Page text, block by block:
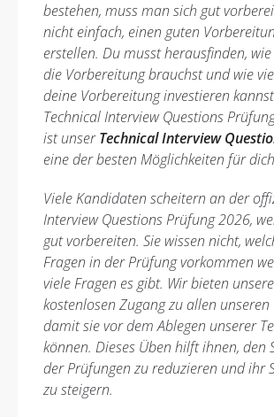
bestehen, muss man sich gut
nicht einfach, einen guten
erstellen. Du musst herausfinden,
die Vorbereitung brauchst und wie
deine Vorbereitung investieren
Technical Interview Questions
ist unserTechnical Interview
eine der besten Möglichkeiten für
Viele Kandidaten scheitern an der
Interview Questions Prüfung 2026,
gut vorbereiten. Sie wissen nicht,
Fragen in der Prüfung vorkommen
viele Fragen es gibt. Wir bieten
kostenlosen Zugang zu allen
damit sie vor dem Ablegen unserer
können. Dieses Üben hilft ihnen, den
der Prüfungen zu reduzieren und ihr
zu steigern.